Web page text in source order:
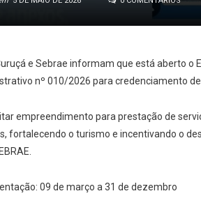
e Sebrae informam que está aberto o
nº 010/2026 para credenciamento
empreendimento para prestação de
fortalecendo o turismo e incentivando o
09 de março a 31 de dezembro